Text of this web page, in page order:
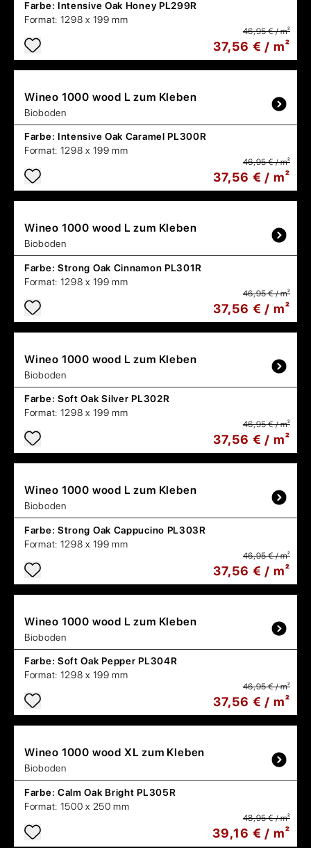
Farbe: Intensive Oak Honey PL299R
Format: 1298 x 199 mm
46,95 € / m²
37,56 € / m²
Wineo 1000 wood L zum Kleben
Bioboden
Farbe: Intensive Oak Caramel PL300R
Format: 1298 x 199 mm
46,95 € / m²
37,56 € / m²
Wineo 1000 wood L zum Kleben
Bioboden
Farbe: Strong Oak Cinnamon PL301R
Format: 1298 x 199 mm
46,95 € / m²
37,56 € / m²
Wineo 1000 wood L zum Kleben
Bioboden
Farbe: Soft Oak Silver PL302R
Format: 1298 x 199 mm
46,95 € / m²
37,56 € / m²
Wineo 1000 wood L zum Kleben
Bioboden
Farbe: Strong Oak Cappucino PL303R
Format: 1298 x 199 mm
46,95 € / m²
37,56 € / m²
Wineo 1000 wood L zum Kleben
Bioboden
Farbe: Soft Oak Pepper PL304R
Format: 1298 x 199 mm
46,95 € / m²
37,56 € / m²
Wineo 1000 wood XL zum Kleben
Bioboden
Farbe: Calm Oak Bright PL305R
Format: 1500 x 250 mm
48,95 € / m²
39,16 € / m²